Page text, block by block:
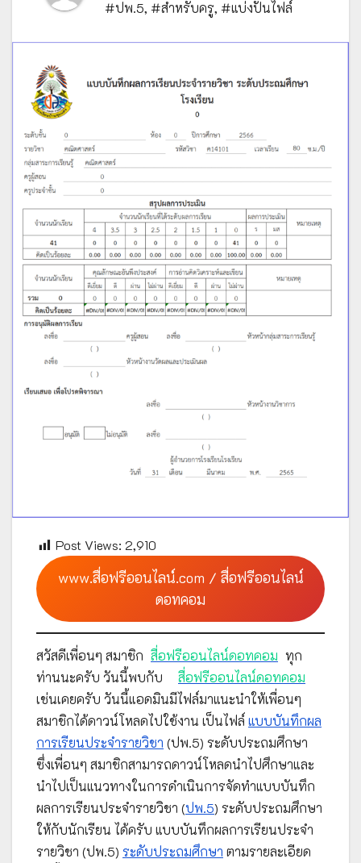
#ปพ.5, #สำหรับครู, #แบ่งปันไฟล์
Post Views: 2,910
www.สื่อฟรีออนไลน์.com / สื่อฟรีออนไลน์
ดอทคอม
สวัสดีเพื่อนๆ สมาชิก สื่อฟรีออนไลน์ดอทคอม ทุก
ท่านนะครับ วันนี้พบกับ
สื่อฟรีออนไลน์ดอทคอม
เช่นเคยครับ วันนี้แอดมินมีไฟล์มาแนะนำให้เพื่อนๆ
สมาชิกได้ดาวน์โหลดไปใช้งาน เป็นไฟล์ แบบบันทึกผล
การเรียนประจำรายวิชา (ปพ.5) ระดับประถมศึกษา
ซึ่งเพื่อนๆ สมาชิกสามารถดาวน์โหลดนำไปศึกษาและ
นำไปเป็นแนวทางในการดำเนินการจัดทำแบบบันทึก
ผลการเรียนประจำรายวิชา (ปพ.5) ระดับประถมศึกษา
ให้กับนักเรียน ได้ครับ แบบบันทึกผลการเรียนประจำ
รายวิชา (ปพ.5) ระดับประถมศึกษา ตามรายละเอียด